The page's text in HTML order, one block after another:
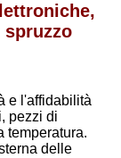
spruzzo
e l'affidabilità
pezzi di
temperatura.
delle